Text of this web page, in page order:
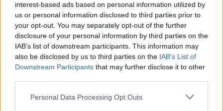
interest-based ads based on personal information utilized by
us or personal information disclosed to third parties prior to
your opt-out. You may separately opt-out of the further
disclosure of your personal information by third parties on the
IAB’s list of downstream participants. This information may
also be disclosed by us to third parties on the IAB’s List of
Downstream Participants that may further disclose it to other
Personal Data Processing Opt Outs
Mini Maio 22 2023 Cruzadinha
O T S
C
S
H E